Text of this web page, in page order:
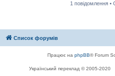
1 повідомлення •
Список форумів
Працює на phpBB® Forum
Український переклад © 2005-2020